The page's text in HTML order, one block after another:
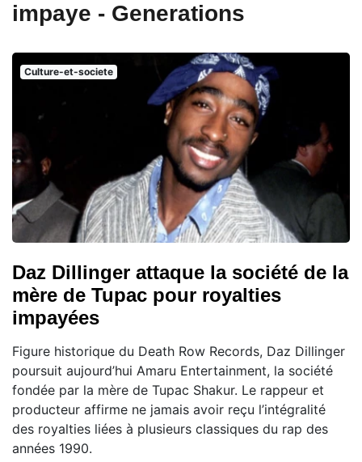
impaye - Generations
Culture-et-societe
Daz Dillinger attaque la société de la
mère de Tupac pour royalties
impayées
Figure historique du Death Row Records, Daz Dillinger
poursuit aujourd’hui Amaru Entertainment, la société
fondée par la mère de Tupac Shakur. Le rappeur et
producteur affirme ne jamais avoir reçu l’intégralité
des royalties liées à plusieurs classiques du rap des
années 1990.